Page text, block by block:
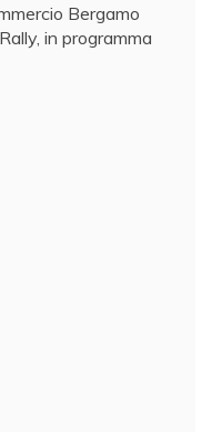
Bergamo
in programma